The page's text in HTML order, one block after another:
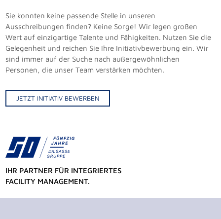
Sie konnten keine passende Stelle in unseren
Ausschreibungen finden? Keine Sorge! Wir legen großen
Wert auf einzigartige Talente und Fähigkeiten. Nutzen Sie die
Gelegenheit und reichen Sie Ihre Initiativbewerbung ein. Wir
sind immer auf der Suche nach außergewöhnlichen
Personen, die unser Team verstärken möchten.
JETZT INITIATIV BEWERBEN
IHR PARTNER FÜR INTEGRIERTES
FACILITY MANAGEMENT.